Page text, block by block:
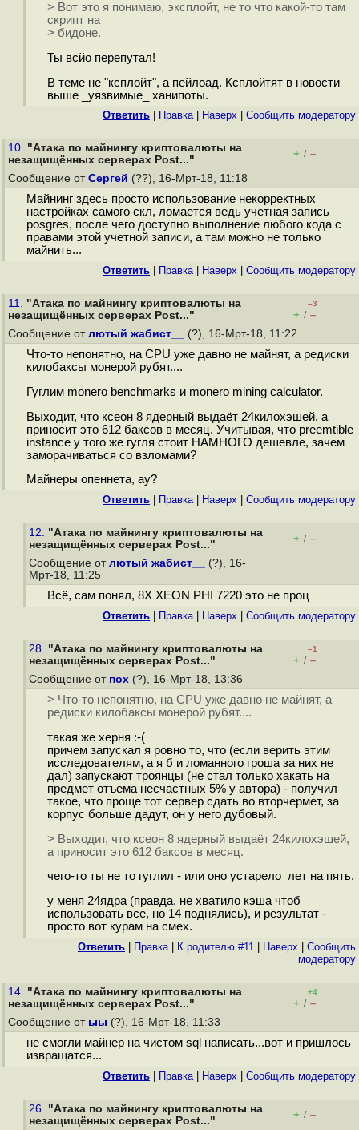
> Вот это я понимаю, эксплойт, не то что какой-то там
скрипт на
> бидоне.
Ты всйо перепутал!
В теме не "ксплойт", а пейлоад. Ксплойтят в новости
выше _уязвимые_ ханипоты.
Ответить Правка| Наверх Cообщить модератору
10. "Атака по майнингу криптовалюты на
незащищённых серверах Post..."
+ / –
Сообщение от Сергей (??), 16-Мрт-18, 11:18
Майнинг здесь просто использование некорректных
настройках самого скл, ломается ведь учетная запись
posgres, после чего доступно выполнение любого кода с
правами этой учетной записи, а там можно не только
майнить...
Ответить Правка| Наверх Cообщить модератору
11. "Атака по майнингу криптовалюты на
незащищённых серверах Post..."
–3
+ / –
Сообщение от лютый жабист__ (?), 16-Мрт-18, 11:22
Что-то непонятно, на CPU уже давно не майнят, а редиски
килобаксы монерой рубят....
Гуглим monero benchmarks и monero mining calculator.
Выходит, что ксеон 8 ядерный выдаёт 24килохэшей, а
приносит это 612 баксов в месяц. Учитывая, что preemtible
instance у того же гугля стоит НАМНОГО дешевле, зачем
заморачиваться со взломами?
Майнеры опеннета, ау?
Ответить Правка| Наверх Cообщить модератору
12. "Атака по майнингу криптовалюты на
незащищённых серверах Post..."
+ / –
Сообщение от лютый жабист__
(?), 16-
Мрт-18, 11:25
Всё, сам понял, 8X XEON PHI 7220 это не проц
Ответить Правка| Наверх Cообщить модератору
28. "Атака по майнингу криптовалюты на
незащищённых серверах Post..."
–1
+ / –
Сообщение от пох (?), 16-Мрт-18, 13:36
> Что-то непонятно, на CPU уже давно не майнят, а
редиски килобаксы монерой рубят....
такая же херня :-(
причем запускал я ровно то, что (если верить этим
исследователям, а я б и ломанного гроша за них не
дал) запускают троянцы (не стал только хакать на
предмет отъема несчастных 5% у автора) - получил
такое, что проще тот сервер сдать во вторчермет, за
корпус больше дадут, он у него дубовый.
> Выходит, что ксеон 8 ядерный выдаёт 24килохэшей,
а приносит это 612 баксов в месяц.
чего-то ты не то гуглил - или оно устарело лет на пять.
у меня 24ядра (правда, не хватило кэша чтоб
использовать все, но 14 поднялись), и результат -
просто вот курам на смех.
Ответить Правка| К родителю #11 Наверх
Cообщить
модератору
14. "Атака по майнингу криптовалюты на
незащищённых серверах Post..."
+4
+ / –
Сообщение от ыы (?), 16-Мрт-18, 11:33
не смогли майнер на чистом sql написать...вот и пришлось
извращатся...
Ответить Правка| Наверх Cообщить модератору
26. "Атака по майнингу криптовалюты на
незащищённых серверах Post..."
+ / –